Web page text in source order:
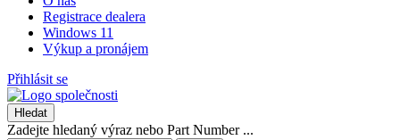
Registrace dealera
Windows 11
Výkup a pronájem
Přihlásit se
Hledat
Zadejte hledaný výraz nebo Part Number ...